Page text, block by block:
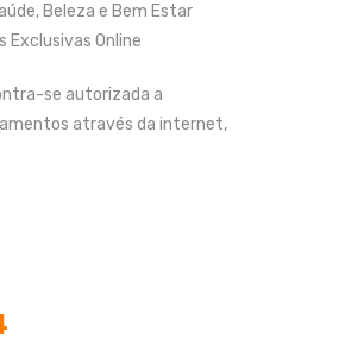
Beleza e Bem Estar
Exclusivas Online
se autorizada a
através da internet,